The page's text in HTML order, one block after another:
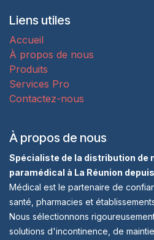
Liens utiles
Accueil
À propos de nous
Produits
Services Pro
Contactez-nous
À propos de nous
Spécialiste de la distribution de
paramédical à La Réunion
Médical est le partenaire de
santé, pharmacies et
Nous sélectionnons
solutions d'incontinence, de